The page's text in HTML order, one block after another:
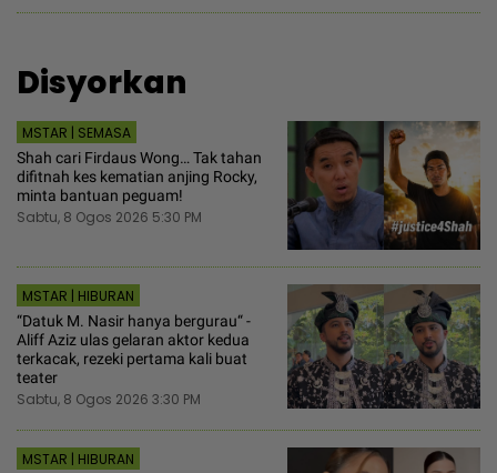
Disyorkan
MSTAR | SEMASA
Shah cari Firdaus Wong… Tak tahan
difitnah kes kematian anjing Rocky,
minta bantuan peguam!
Sabtu, 8 Ogos 2026 5:30 PM
MSTAR | HIBURAN
“Datuk M. Nasir hanya bergurau“ -
Aliff Aziz ulas gelaran aktor kedua
terkacak, rezeki pertama kali buat
teater
Sabtu, 8 Ogos 2026 3:30 PM
MSTAR | HIBURAN